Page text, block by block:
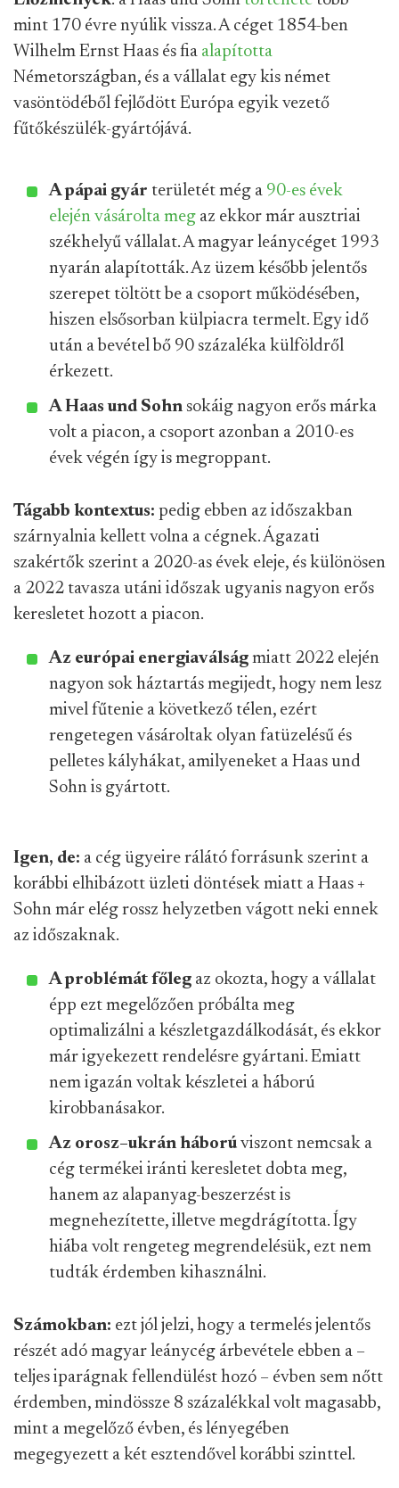
mint 170 évre nyúlik vissza. A céget 1854-ben
Wilhelm Ernst Haas és fia alapította
Németországban, és a vállalat egy kis német
vasöntödéből fejlődött Európa egyik vezető
fűtőkészülék-gyártójává.
A pápai gyár területét még a 90-es évek
elején vásárolta meg az ekkor már ausztriai
székhelyű vállalat. A magyar leánycéget 1993
nyarán alapították. Az üzem később jelentős
szerepet töltött be a csoport működésében,
hiszen elsősorban külpiacra termelt. Egy idő
után a bevétel bő 90 százaléka külföldről
érkezett.
A Haas und Sohn sokáig nagyon erős márka
volt a piacon, a csoport azonban a 2010-es
évek végén így is megroppant.
Tágabb kontextus: pedig ebben az időszakban
szárnyalnia kellett volna a cégnek. Ágazati
szakértők szerint a 2020-as évek eleje, és különösen
a 2022 tavasza utáni időszak ugyanis nagyon erős
keresletet hozott a piacon.
Az európai energiaválság miatt 2022 elején
nagyon sok háztartás megijedt, hogy nem lesz
mivel fűtenie a következő télen, ezért
rengetegen vásároltak olyan fatüzelésű és
pelletes kályhákat, amilyeneket a Haas und
Sohn is gyártott.
Igen, de: a cég ügyeire rálátó forrásunk szerint a
korábbi elhibázott üzleti döntések miatt a Haas +
Sohn már elég rossz helyzetben vágott neki ennek
az időszaknak.
A problémát főleg az okozta, hogy a vállalat
épp ezt megelőzően próbálta meg
optimalizálni a készletgazdálkodását, és ekkor
már igyekezett rendelésre gyártani. Emiatt
nem igazán voltak készletei a háború
kirobbanásakor.
Az orosz–ukrán háború viszont nemcsak a
cég termékei iránti keresletet dobta meg,
hanem az alapanyag-beszerzést is
megnehezítette, illetve megdrágította. Így
hiába volt rengeteg megrendelésük, ezt nem
tudták érdemben kihasználni.
Számokban: ezt jól jelzi, hogy a termelés jelentős
részét adó magyar leánycég árbevétele ebben a –
teljes iparágnak fellendülést hozó – évben sem nőtt
érdemben, mindössze 8 százalékkal volt magasabb,
mint a megelőző évben, és lényegében
megegyezett a két esztendővel korábbi szinttel.